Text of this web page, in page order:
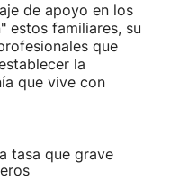
de apoyo en los
estos familiares, su
que
la
que vive con
tasa que grave